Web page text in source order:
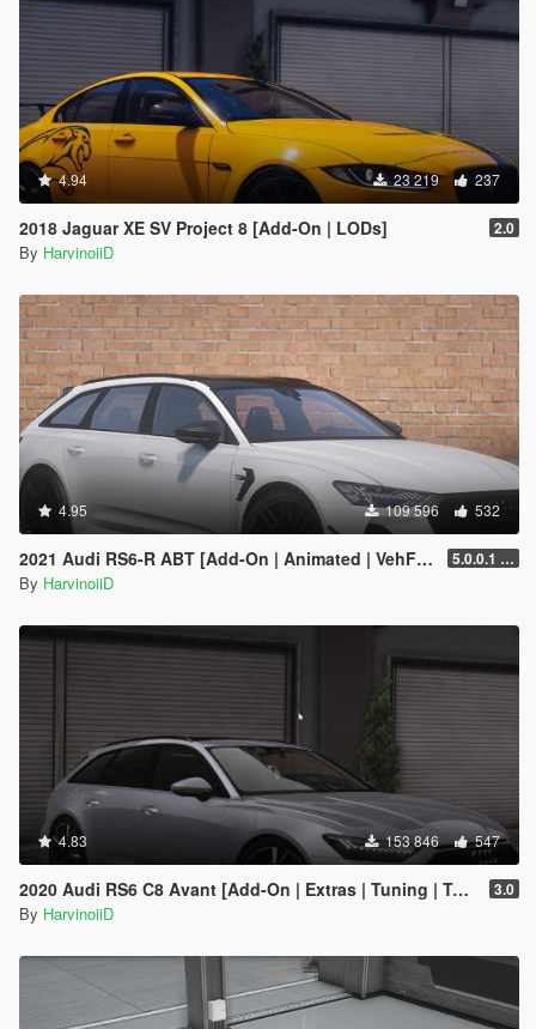
4.94 23 219 237
2018 Jaguar XE SV Project 8 [Add-On | LODs] 2.0
By HarvinoiiD
4.95 109 596 532
2021 Audi RS6-R ABT [Add-On | Animated | VehFuncs V ] 5.0.0.1 [HOTFIX]
By HarvinoiiD
4.83 153 846 547
2020 Audi RS6 C8 Avant [Add-On | Extras | Tuning | Template] 3.0
By HarvinoiiD